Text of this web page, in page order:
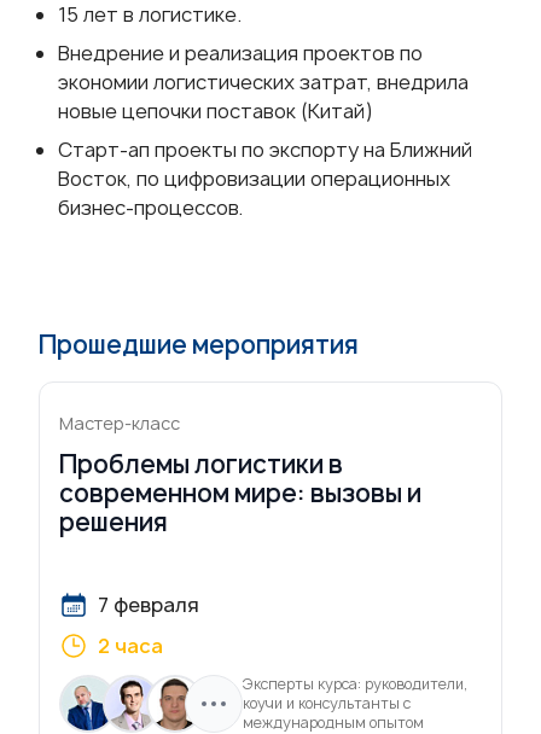
15 лет в логистике.
Внедрение и реализация проектов по
экономии логистических затрат, внедрила
новые цепочки поставок (Китай)
Старт-ап проекты по экспорту на Ближний
Восток, по цифровизации операционных
бизнес-процессов.
Прошедшие мероприятия
Мастер-класс
Проблемы логистики в
современном мире: вызовы и
решения
7 февраля
2 часа
Эксперты курса: руководители,
коучи и консультанты с
международным опытом